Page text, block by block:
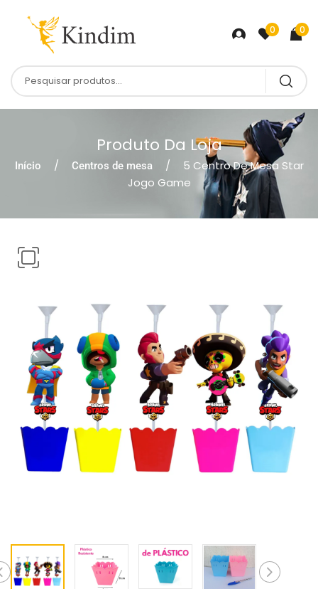
0 0
Produto Da Loja
Início Centros de mesa
5 Centro De Mesa Star
Jogo Game